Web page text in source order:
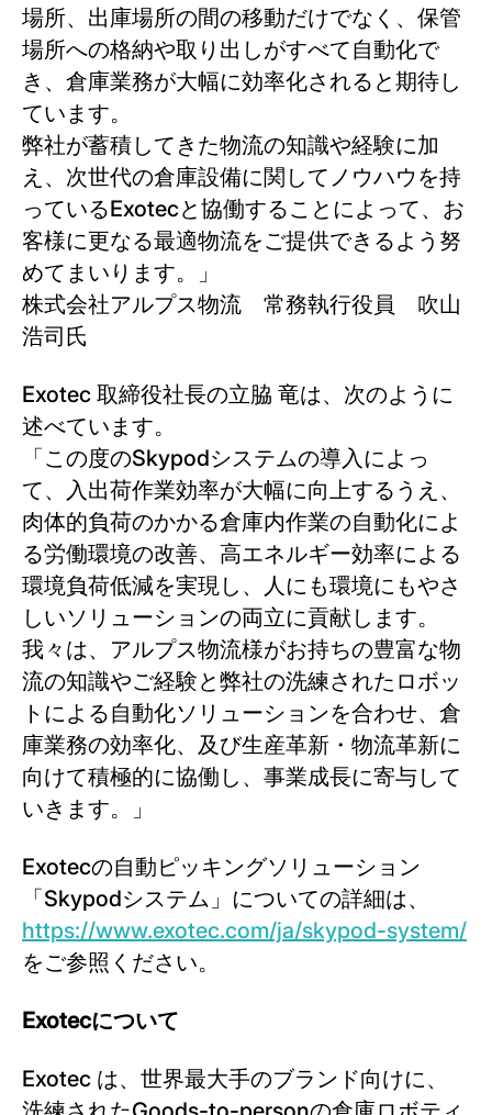
場所、出庫場所の間の移動だけでなく、保管
場所への格納や取り出しがすべて自動化で
き、倉庫業務が大幅に効率化されると期待し
ています。
弊社が蓄積してきた物流の知識や経験に加
え、次世代の倉庫設備に関してノウハウを持
っているExotecと協働することによって、お
客様に更なる最適物流をご提供できるよう努
めてまいります。」
株式会社アルプス物流 常務執行役員 吹山
浩司氏
Exotec 取締役社長の立脇 竜は、次のように
述べています。
「この度のSkypodシステムの導入によっ
て、入出荷作業効率が大幅に向上するうえ、
肉体的負荷のかかる倉庫内作業の自動化によ
る労働環境の改善、高エネルギー効率による
環境負荷低減を実現し、人にも環境にもやさ
しいソリューションの両立に貢献します。
我々は、アルプス物流様がお持ちの豊富な物
流の知識やご経験と弊社の洗練されたロボッ
トによる自動化ソリューションを合わせ、倉
庫業務の効率化、及び生産革新・物流革新に
向けて積極的に協働し、事業成長に寄与して
いきます。」
Exotecの自動ピッキングソリューション
「Skypodシステム」についての詳細は、
https://www.exotec.com/ja/skypod-system/
をご参照ください。
Exotecについて
Exotec は、世界最大手のブランド向けに、